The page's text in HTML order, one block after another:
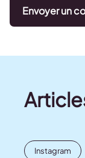
Envoyer un
Instagram